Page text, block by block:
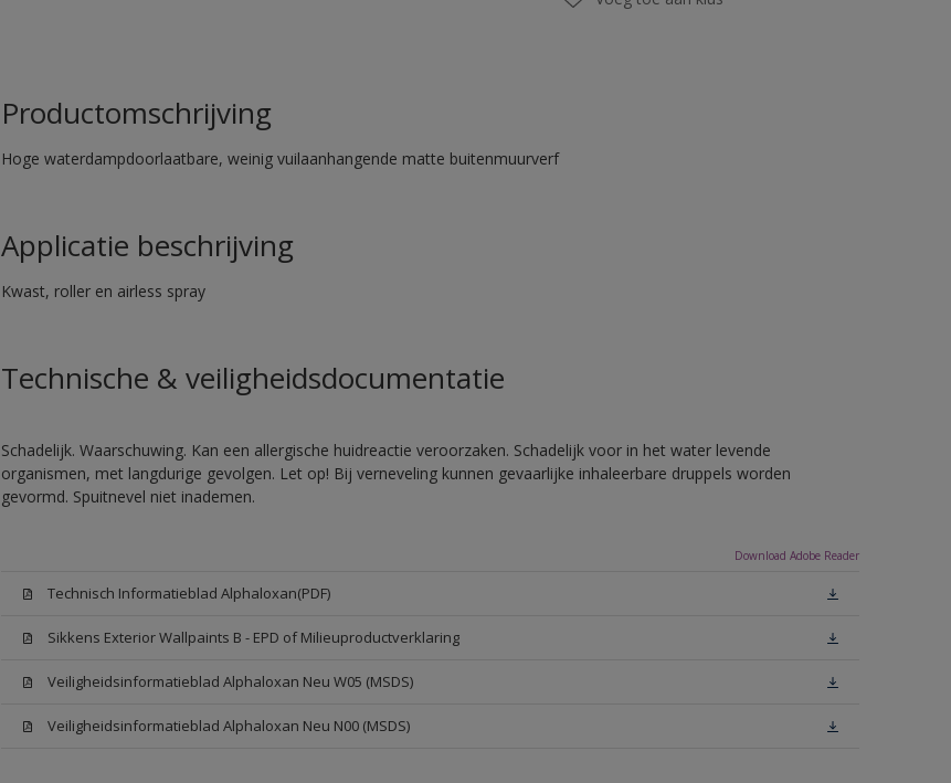
Productomschrijving
Hoge waterdampdoorlaatbare, weinig vuilaanhangende matte buitenmuurverf
Applicatie beschrijving
Kwast, roller en airless spray
Technische & veiligheidsdocumentatie
Schadelijk. Waarschuwing. Kan een allergische huidreactie veroorzaken. Schadelijk voor in het water levende
organismen, met langdurige gevolgen. Let op! Bij verneveling kunnen gevaarlijke inhaleerbare druppels worden
gevormd. Spuitnevel niet inademen.
Download Adobe Reader
Technisch Informatieblad Alphaloxan(PDF)
Sikkens Exterior Wallpaints B - EPD of Milieuproductverklaring
Veiligheidsinformatieblad Alphaloxan Neu W05 (MSDS)
Veiligheidsinformatieblad Alphaloxan Neu N00 (MSDS)